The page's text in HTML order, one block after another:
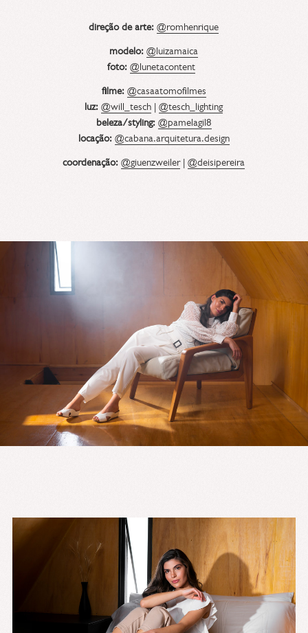
direção de arte: @romhenrique
modelo: @luizamaica
foto: @lunetacontent
filme: @casaatomofilmes
luz: @will_tesch |@tesch_lighting
beleza/styling: @pamelagil8
locação: @cabana.arquitetura.design
coordenação: @giuenzweiler|@deisipereira